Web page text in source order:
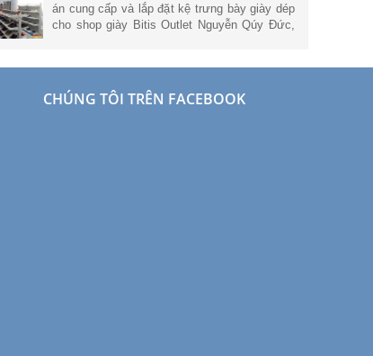
án cung cấp và lắp đặt kệ trưng bày giày dép
cho shop giày Bitis Outlet Nguyễn Qúy Đức,
CHÚNG TÔI TRÊN FACEBOOK